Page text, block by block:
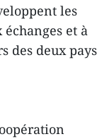
les
et à
des deux pays